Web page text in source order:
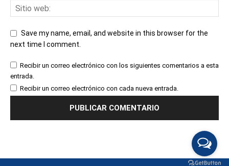
Save my name, email, and website in this browser for the
next time I comment.
Recibir un correo electrónico con los siguientes comentarios a esta
entrada.
Recibir un correo electrónico con cada nueva entrada.